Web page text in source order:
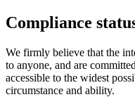
Compliance
We firmly believe that the
to anyone, and are
accessible to the widest
circumstance and ability.